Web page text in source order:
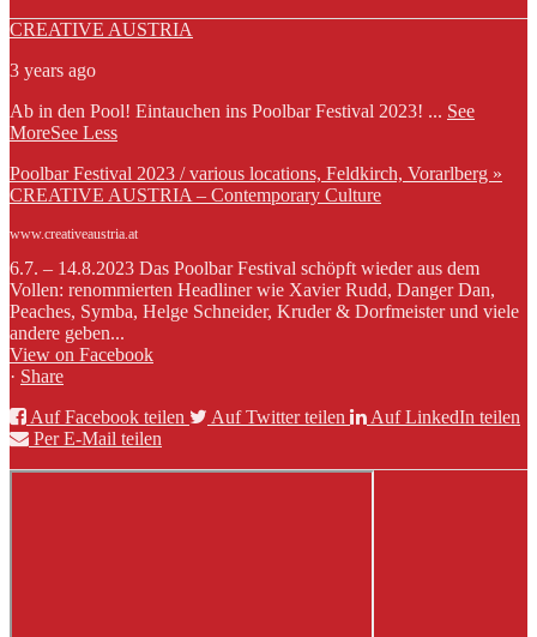
CREATIVE AUSTRIA
3 years ago
Ab in den Pool! Eintauchen ins Poolbar Festival 2023! ... See
MoreSee Less
Poolbar Festival 2023 / various locations, Feldkirch, Vorarlberg »
CREATIVE AUSTRIA – Contemporary Culture
www.creativeaustria.at
6.7. – 14.8.2023 Das Poolbar Festival schöpft wieder aus dem
Vollen: renommierten Headliner wie Xavier Rudd, Danger Dan,
Peaches, Symba, Helge Schneider, Kruder & Dorfmeister und viele
andere geben...
View on Facebook
· Share
Auf Facebook teilen
Auf Twitter teilen
Auf LinkedIn teilen
Per E-Mail teilen